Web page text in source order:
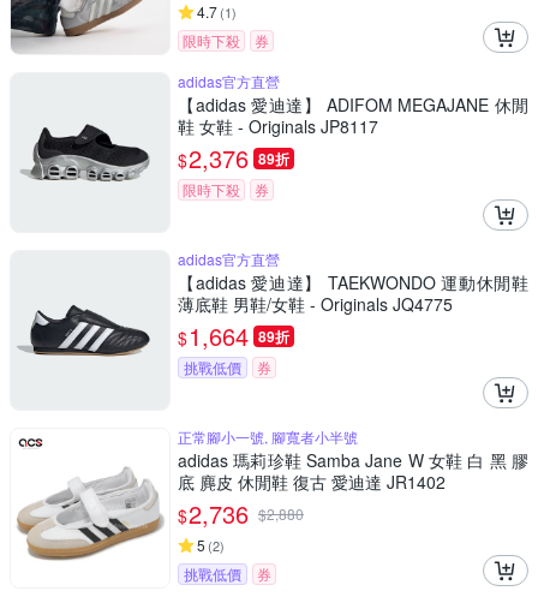
4.7(1)
限時下殺
券
adidas官方直營
【adidas 愛迪達】 ADIFOM MEGAJANE 休閒
鞋 女鞋 - Originals JP8117
$2,376 89折
限時下殺 券
adidas官方直營
【adidas 愛迪達】 TAEKWONDO 運動休閒鞋
薄底鞋 男鞋/女鞋 - Originals JQ4775
$1,664 89折
挑戰低價 券
正常腳小一號, 腳寬者小半號
adidas 瑪莉珍鞋 Samba Jane W 女鞋 白 黑 膠
底 麂皮 休閒鞋 復古 愛迪達 JR1402
$2,736 $2,880
5 (2)
挑戰低價
券